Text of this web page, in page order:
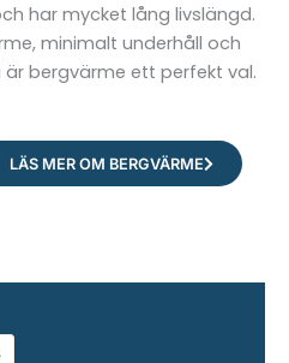
har mycket lång livslängd.
minimalt underhåll och
bergvärme ett perfekt val.
LÄS MER OM BERGVÄRME